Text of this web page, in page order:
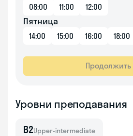
08:00 11:00 12:00
Пятница
14:00 15:00 16:00 18:00
Продолжить
Уровни преподавания
B2Upper-intermediate